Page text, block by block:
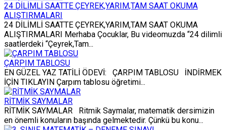
24 DİLİMLİ SAATTE ÇEYREK,YARIM,TAM SAAT OKUMA
ALIŞTIRMALARI
24 DİLİMLİ SAATTE ÇEYREK,YARIM,TAM SAAT OKUMA
ALIŞTIRMALARI Merhaba Çocuklar, Bu videomuzda “24 dilimli
saatlerdeki “Çeyrek,Tam...
ÇARPIM TABLOSU
EN GÜZEL YAZ TATİLİ ÖDEVİ: ÇARPIM TABLOSU İNDİRMEK
İÇİN TIKLAYIN Çarpım tablosu öğretimi...
RİTMİK SAYMALAR
RİTMİK SAYMALAR Ritmik Saymalar, matematik dersimizin
en önemli konuların başında gelmektedir. Çünkü bu konu...